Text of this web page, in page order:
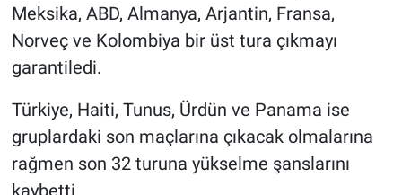
Meksika, ABD, Almanya, Arjantin, Fransa,
Norveç ve Kolombiya bir üst tura çıkmayı
garantiledi.
Türkiye, Haiti, Tunus, Ürdün ve Panama ise
gruplardaki son maçlarına çıkacak olmalarına
rağmen son 32 turuna yükselme şanslarını
kaybetti.